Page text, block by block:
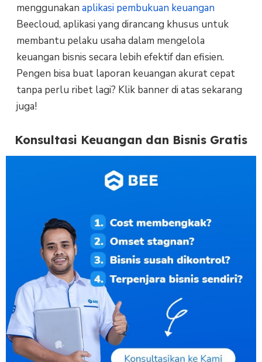
menggunakan aplikasi pembukuan keuangan
Beecloud, aplikasi yang dirancang khusus untuk
membantu pelaku usaha dalam mengelola
keuangan bisnis secara lebih efektif dan efisien.
Pengen bisa buat laporan keuangan akurat cepat
tanpa perlu ribet lagi? Klik banner di atas sekarang
juga!
Konsultasi Keuangan dan Bisnis Gratis